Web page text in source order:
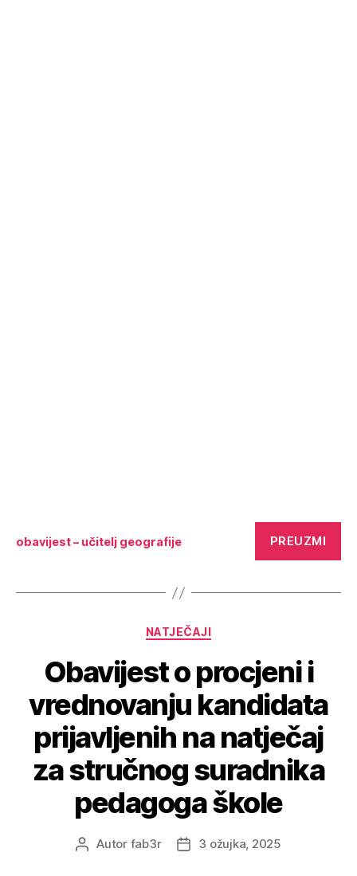
obavijest – učitelj geografije PREUZMI
NATJEČAJI
Obavijest o procjeni i
vrednovanju kandidata
prijavljenih na natječaj
za stručnog suradnika
pedagoga škole
Autor fab3r 3 ožujka, 2025